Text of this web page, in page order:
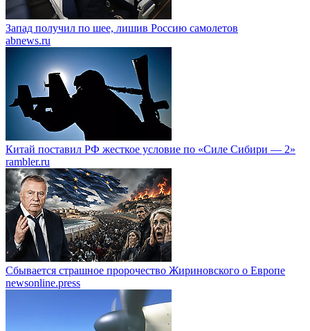
Запад получил по шее, лишив Россию самолетов
abnews.ru
Китай поставил РФ жесткое условие по «Силе Сибири — 2»
rambler.ru
Сбывается страшное пророчество Жириновского о Европе
newsonline.press